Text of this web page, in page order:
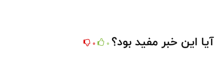
آیا این خبر مفید بود؟ 0
0